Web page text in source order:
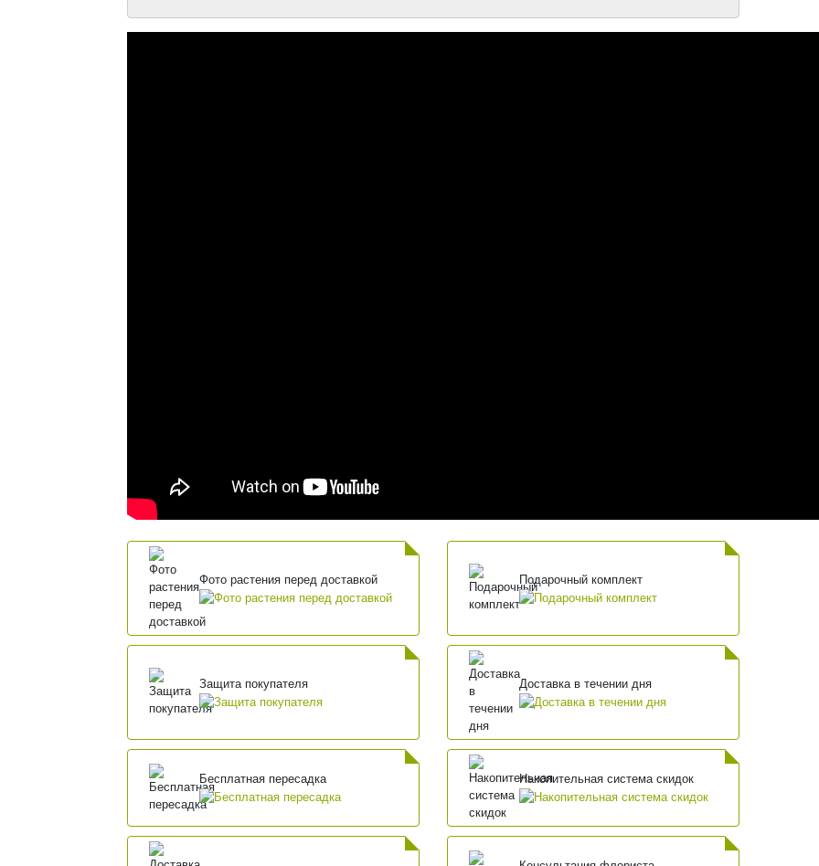
Фото растения перед доставкой Подарочный комплект
Защита покупателя Доставка в течении дня
Бесплатная пересадка Накопительная система скидок